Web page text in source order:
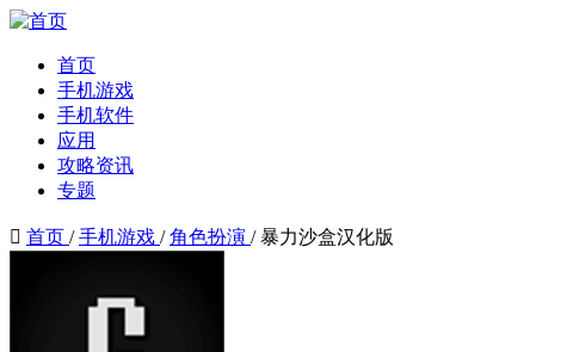
首页
手机游戏
手机软件
应用
攻略资讯
专题
 首页 / 手机游戏 / 角色扮演 / 暴力沙盒汉化版